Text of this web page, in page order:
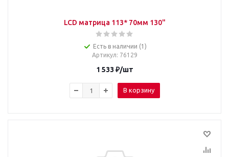
LCD матрица 113* 70мм 130"
Есть в наличии (1)
Артикул: 76129
1 533 ₽/шт
В корзину